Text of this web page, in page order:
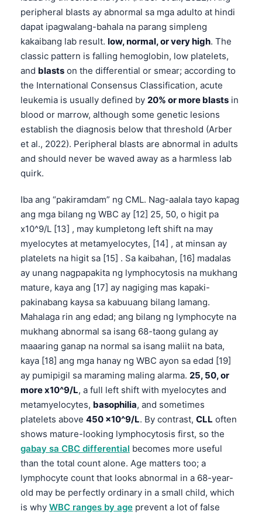
peripheral blasts ay abnormal sa mga adulto at hindi
dapat ipagwalang-bahala na parang simpleng
kakaibang lab result. low, normal, or very high. The
classic pattern is falling hemoglobin, low platelets,
and blasts on the differential or smear; according to
the International Consensus Classification, acute
leukemia is usually defined by 20% or more blasts in
blood or marrow, although some genetic lesions
establish the diagnosis below that threshold (Arber
et al., 2022). Peripheral blasts are abnormal in adults
and should never be waved away as a harmless lab
quirk.
Iba ang “pakiramdam” ng CML. Nag-aalala tayo kapag
ang mga bilang ng WBC ay [12] 25, 50, o higit pa
x10^9/L [13] , may kumpletong left shift na may
myelocytes at metamyelocytes, [14] , at minsan ay
platelets na higit sa [15] . Sa kaibahan, [16] madalas
ay unang nagpapakita ng lymphocytosis na mukhang
mature, kaya ang [17] ay nagiging mas kapaki-
pakinabang kaysa sa kabuuang bilang lamang.
Mahalaga rin ang edad; ang bilang ng lymphocyte na
mukhang abnormal sa isang 68-taong gulang ay
maaaring ganap na normal sa isang maliit na bata,
kaya [18] ang mga hanay ng WBC ayon sa edad [19]
ay pumipigil sa maraming maling alarma. 25, 50, or
more x10^9/L, a full left shift with myelocytes and
metamyelocytes, basophilia, and sometimes
platelets above 450 x10^9/L. By contrast, CLL often
shows mature-looking lymphocytosis first, so the
gabay sa CBC differential becomes more useful
than the total count alone. Age matters too; a
lymphocyte count that looks abnormal in a 68-year-
old may be perfectly ordinary in a small child, which
is why WBC ranges by age prevent a lot of false